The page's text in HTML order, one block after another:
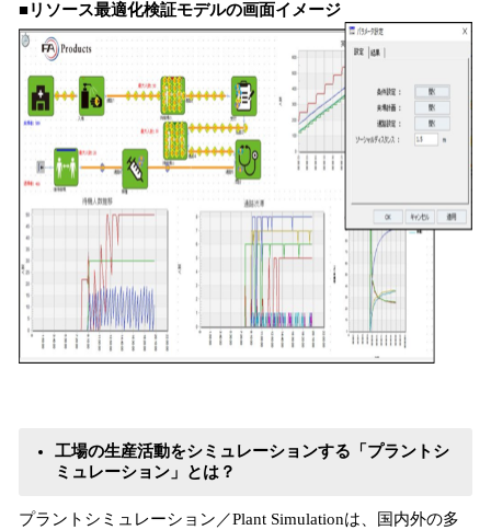
■リソース最適化検証モデルの画面イメージ​
工場の生産活動をシミュレーションする「プラントシ
ミュレーション」とは？
プラントシミュレーション／Plant Simulationは、国内外の多